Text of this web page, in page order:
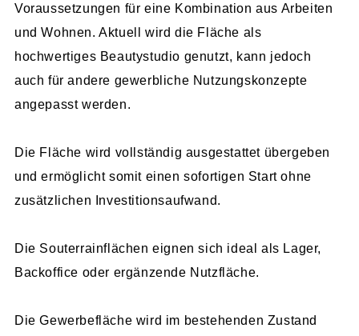
Voraussetzungen für eine Kombination aus Arbeiten
und Wohnen. Aktuell wird die Fläche als
hochwertiges Beautystudio genutzt, kann jedoch
auch für andere gewerbliche Nutzungskonzepte
angepasst werden.
Die Fläche wird vollständig ausgestattet übergeben
und ermöglicht somit einen sofortigen Start ohne
zusätzlichen Investitionsaufwand.
Die Souterrainflächen eignen sich ideal als Lager,
Backoffice oder ergänzende Nutzfläche.
Die Gewerbefläche wird im bestehenden Zustand